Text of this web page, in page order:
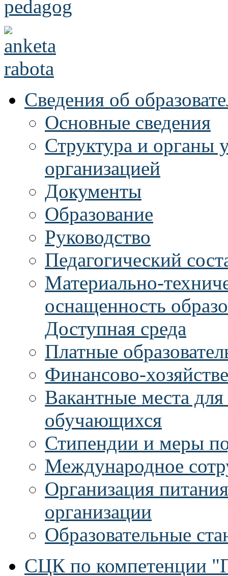
Сведения об
Основные сведения
Структура и органы
организацией
Документы
Образование
Руководство
Педагогический
Материально-
оснащенность
Доступная среда
Платные
Финансово-
Вакантные места
обучающихся
Стипендии и меры
Международное
Организация
организации
Образовательные
СЦК по компетенции